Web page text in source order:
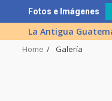
to
content
Fotos e Imágenes
La Antigua
Home Galería